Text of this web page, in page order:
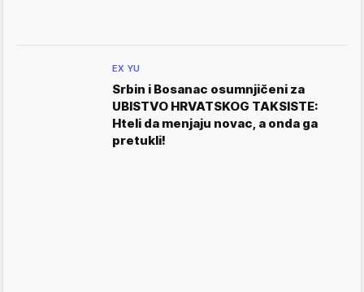
EX YU
Srbin i Bosanac osumnjičeni za
UBISTVO HRVATSKOG TAKSISTE:
Hteli da menjaju novac, a onda ga
pretukli!